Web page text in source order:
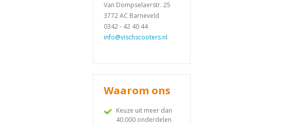
Van Dompselaerstr. 25
3772 AC Barneveld
0342 - 42 40 44
info@vischscooters.nl
Waarom ons
Keuze uit meer dan
40.000 onderdelen